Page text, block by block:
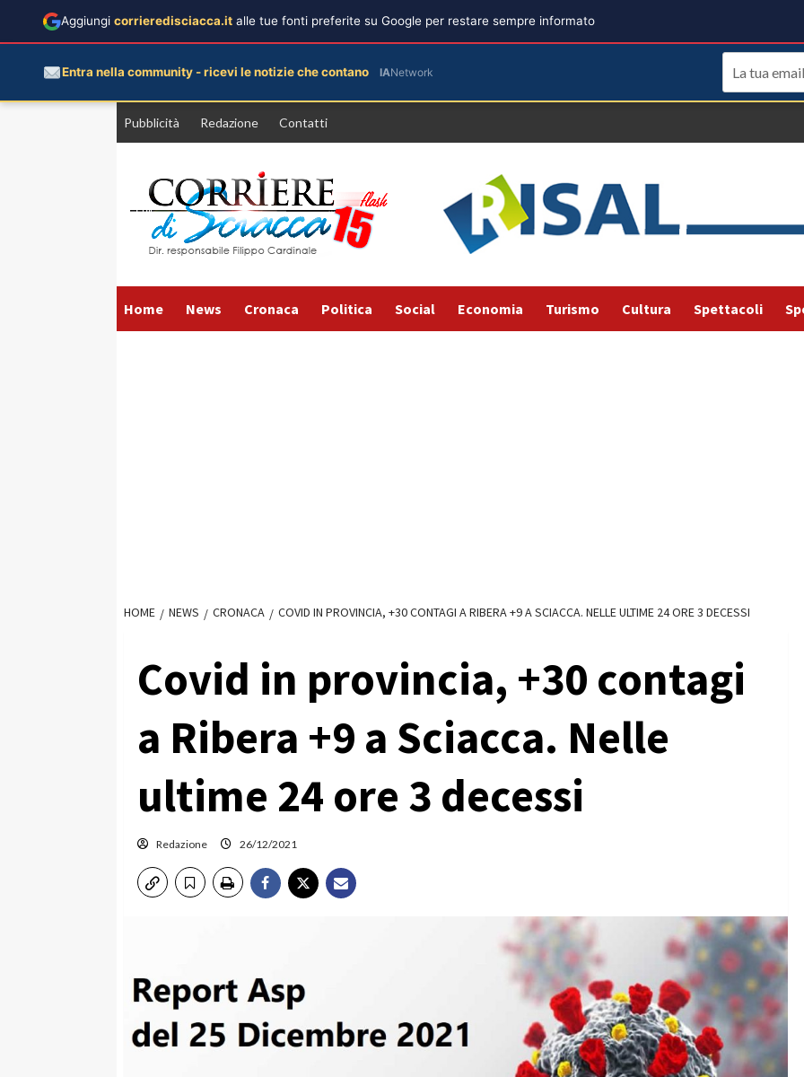
Pubblicità Redazione Contatti
Home News Cronaca Politica Social Economia Turismo Cultura Spettacoli
HOME NEWS CRONACA COVID IN PROVINCIA, +30 CONTAGI A RIBERA +9 A SCIACCA. NELLE ULTIME 24 ORE 3 DECESSI
Covid in provincia, +30 contagi
a Ribera +9 a Sciacca. Nelle
ultime 24 ore 3 decessi
Redazione 26/12/2021
Aggiungi corrieredisciacca.it alle tue fonti preferite su Google per restare sempre informato
Entra nella community - ricevi le notizie che contano IANetwork